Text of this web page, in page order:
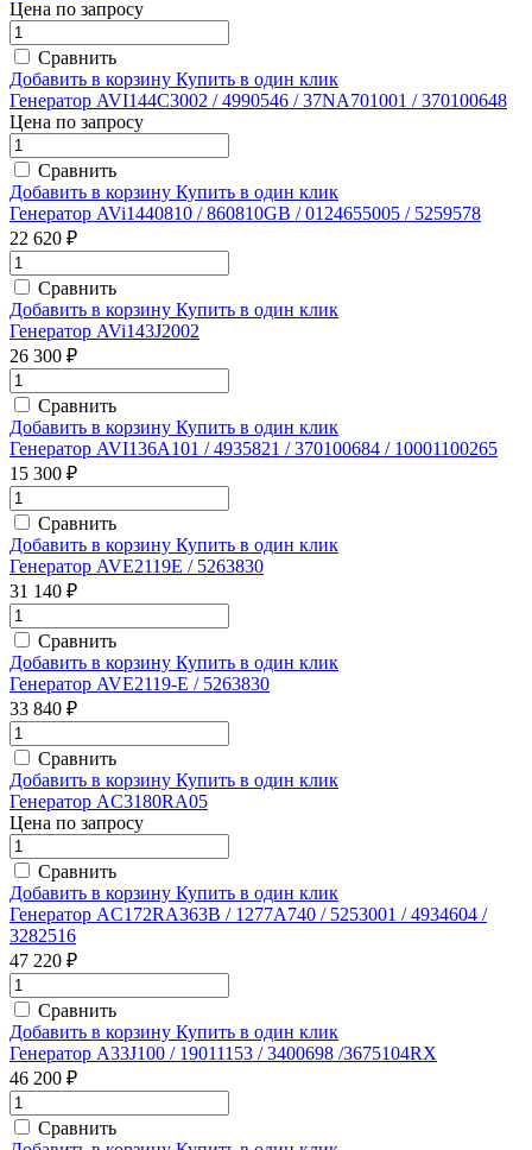
Цена по запросу
Сравнить
Добавить в корзину Купить в один клик
Генератор AVI144C3002 / 4990546 / 37NA701001 / 370100648
Цена по запросу
Сравнить
Добавить в корзину Купить в один клик
Генератор AVi1440810 / 860810GB / 0124655005 / 5259578
22 620 ₽
Сравнить
Добавить в корзину Купить в один клик
Генератор AVi143J2002
26 300 ₽
Сравнить
Добавить в корзину Купить в один клик
Генератор AVI136A101 / 4935821 / 370100684 / 10001100265
15 300 ₽
Сравнить
Добавить в корзину Купить в один клик
Генератор AVE2119E / 5263830
31 140 ₽
Сравнить
Добавить в корзину Купить в один клик
Генератор AVE2119-E / 5263830
33 840 ₽
Сравнить
Добавить в корзину Купить в один клик
Генератор AC3180RA05
Цена по запросу
Сравнить
Добавить в корзину Купить в один клик
Генератор AC172RA363B / 1277A740 / 5253001 / 4934604 /
3282516
47 220 ₽
Сравнить
Добавить в корзину Купить в один клик
Генератор A33J100 / 19011153 / 3400698 /3675104RX
46 200 ₽
Сравнить